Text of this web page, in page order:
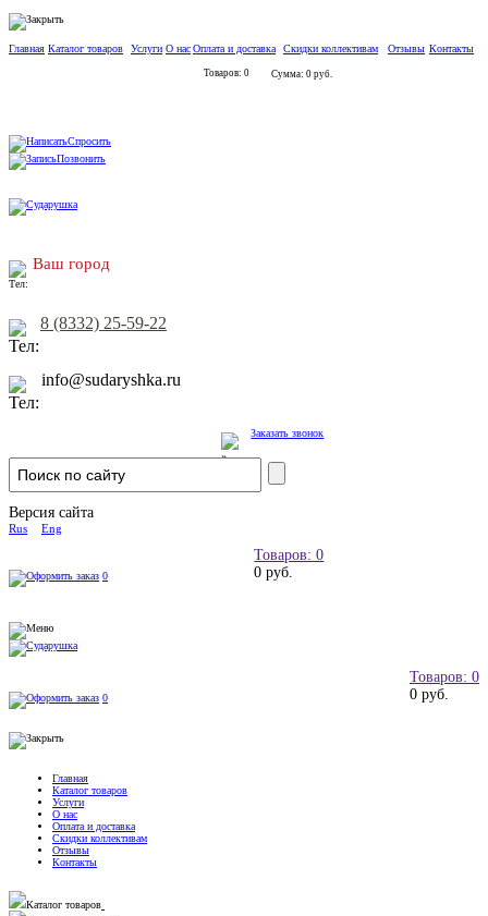
Главная Каталог товаров Услуги О насОплата и доставка Скидки коллективам Отзывы Контакты
Товаров: 0 Сумма: 0 руб.
Спросить
Позвонить
Ваш город
8 (8332) 25-59-22
info@sudaryshka.ru
Заказать звонок
Версия сайта
Rus Eng
Товаров: 0
0 руб.
0
Товаров: 0
0 руб.
0
Главная
Каталог товаров
Услуги
О нас
Оплата и доставка
Скидки коллективам
Отзывы
Контакты
Каталог товаров